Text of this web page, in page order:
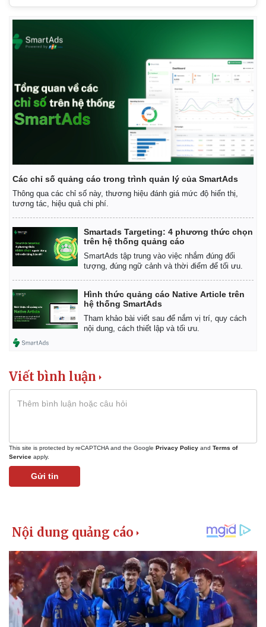
Thế giới
Quan sát
Cuộc sống đó đây
Hồ sơ
Video
Ảnh
E-Magazine
Infographic
Các chỉ số quảng cáo trong trình quản lý của SmartAds
Thông qua các chỉ số này, thương hiệu đánh giá mức độ hiển thị,
tương tác, hiệu quả chi phí.
Smartads Targeting: 4 phương thức chọn
trên hệ thống quảng cáo
SmartAds tập trung vào việc nhắm đúng đối
tượng, đúng ngữ cảnh và thời điểm để tối ưu.
Hình thức quảng cáo Native Article trên
hệ thống SmartAds
Tham khảo bài viết sau để nắm vị trí, quy cách
nội dung, cách thiết lập và tối ưu.
Viết bình luận
This site is protected by reCAPTCHA and the Google Privacy Policy and Terms of
Service apply.
Gửi tin